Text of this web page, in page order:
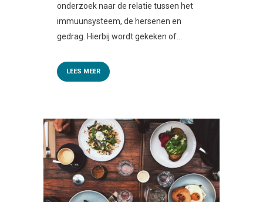
onderzoek naar de relatie tussen het
immuunsysteem, de hersenen en
gedrag. Hierbij wordt gekeken of...
LEES MEER